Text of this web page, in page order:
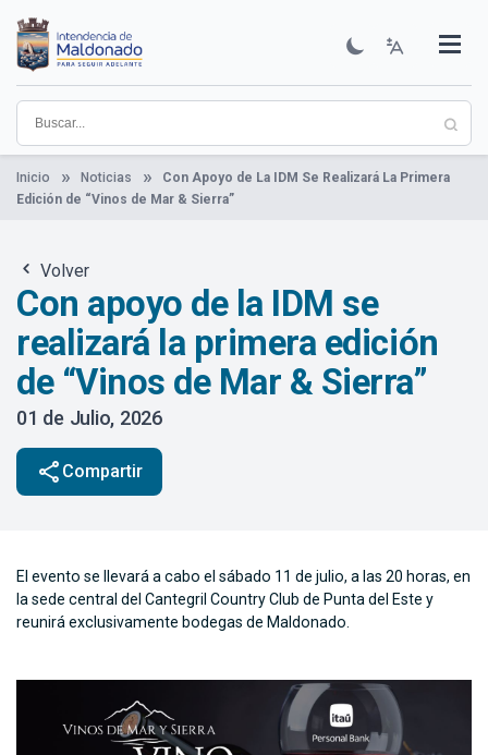
contenido
principal
Institucional
Municipios
Descubre Maldonado
Comunicación
Servicios
Guía De Trámites
Ver Noticias
Inicio Noticias
Con Apoyo de La IDM Se Realizará La Primera
Edición de “Vinos de Mar & Sierra”
Volver
Con apoyo de la IDM se
realizará la primera edición
de “Vinos de Mar & Sierra”
01 de Julio, 2026
share Compartir
El evento se llevará a cabo el sábado 11 de julio, a las 20 horas, en
la sede central del Cantegril Country Club de Punta del Este y
reunirá exclusivamente bodegas de Maldonado.